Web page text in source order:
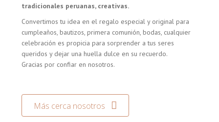
tradicionales peruanas, creativas.
Convertimos tu idea en el regalo especial y original para
cumpleaños, bautizos, primera comunión, bodas, cualquier
celebración es propicia para sorprender a tus seres
queridos y dejar una huella dulce en su recuerdo.
Gracias por confiar en nosotros.
Más cerca nosotros